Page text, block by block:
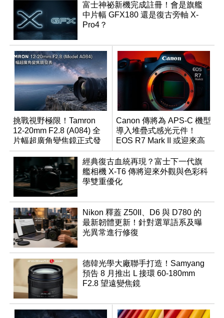
富士神祕新機完成註冊！會是旗艦
中片幅 GFX180 還是復古旁軸 X-
Pro4？
挑戰視野極限！Tamron
12-20mm F2.8 (A084) 全
片幅超廣角變焦鏡正式發
表
Canon 傳將為 APS-C 機型
導入堆疊式感光元件！
EOS R7 Mark II 或迎來高
速讀出升級
經典復古血統再現？富士下一代旗
艦相機 X-T6 傳將迎來外觀與色彩科
學雙重優化
Nikon 釋蓋 Z50II、D6 與 D780 的
最新韌體更新！針對選單語系及曝
光異常進行修復
德韓光學大廠聯手打造！Samyang
預告 8 月推出 L 接環 60-180mm
F2.8 望遠變焦鏡